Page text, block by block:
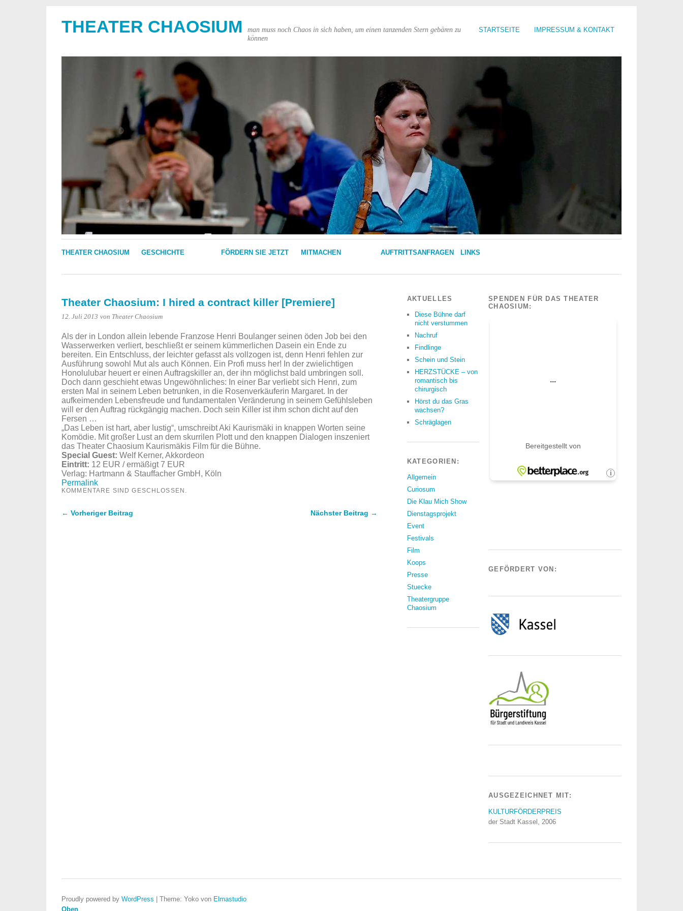
STARTSEITE IMPRESSUM & KONTAKT
THEATER CHAOSIUM
man muss noch Chaos in sich haben, um einen tanzenden Stern gebären zu
können
THEATER CHAOSIUM GESCHICHTE FÖRDERN SIE JETZT MITMACHEN AUFTRITTSANFRAGEN LINKS
Theater Chaosium: I hired a contract killer [Premiere]
12. Juli 2013 von Theater Chaosium
Als der in London allein lebende Franzose Henri Boulanger seinen öden Job bei den
Wasserwerken verliert, beschließt er seinem kümmerlichen Dasein ein Ende zu
bereiten. Ein Entschluss, der leichter gefasst als vollzogen ist, denn Henri fehlen zur
Ausführung sowohl Mut als auch Können. Ein Profi muss her! In der zwielichtigen
Honolulubar heuert er einen Auftragskiller an, der ihn möglichst bald umbringen soll.
Doch dann geschieht etwas Ungewöhnliches: In einer Bar verliebt sich Henri, zum
ersten Mal in seinem Leben betrunken, in die Rosenverkäuferin Margaret. In der
aufkeimenden Lebensfreude und fundamentalen Veränderung in seinem Gefühlsleben
will er den Auftrag rückgängig machen. Doch sein Killer ist ihm schon dicht auf den
Fersen …
„Das Leben ist hart, aber lustig“, umschreibt Aki Kaurismäki in knappen Worten seine
Komödie. Mit großer Lust an dem skurrilen Plott und den knappen Dialogen inszeniert
das Theater Chaosium Kaurismäkis Film für die Bühne.
Special Guest: Welf Kerner, Akkordeon
Eintritt: 12 EUR / ermäßigt 7 EUR
Verlag: Hartmann & Stauffacher GmbH, Köln
Permalink
KOMMENTARE SIND GESCHLOSSEN.
← Vorheriger Beitrag Nächster Beitrag →
AKTUELLES
Diese Bühne darf
nicht verstummen
Nachruf
Findlinge
Schein und Stein
HERZSTÜCKE – von
romantisch bis
chirurgisch
Hörst du das Gras
wachsen?
Schräglagen
KATEGORIEN:
Allgemein
Curiosum
Die Klau Mich Show
Dienstagsprojekt
Event
Festivals
Film
Koops
Presse
Stuecke
Theatergruppe
Chaosium
SPENDEN FÜR DAS THEATER
CHAOSIUM:
GEFÖRDERT VON:
AUSGEZEICHNET MIT:
KULTURFÖRDERPREIS
der Stadt Kassel, 2006
Proudly powered by WordPress Theme: Yoko von Elmastudio
Oben